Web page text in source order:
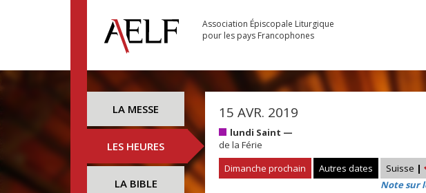
Association Épiscopale Liturgique
pour les pays Francophones
LA MESSE
LES HEURES
LA BIBLE
15 AVR. 2019
lundi Saint —
de la Férie
Dimanche prochain
Autres dates Suisse |
Note sur